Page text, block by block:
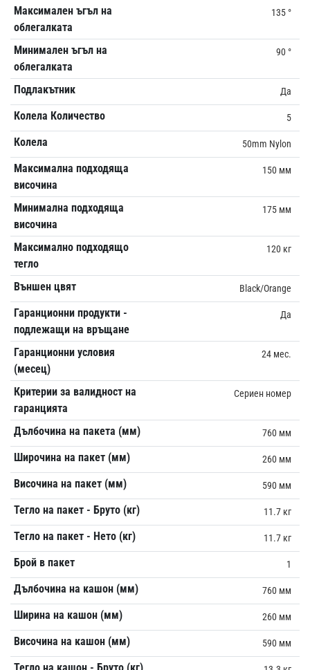
Максимален ъгъл на
облегалката
135 °
Минимален ъгъл на
облегалката
90 °
Подлакътник Да
Колела Количество 5
Колела 50mm Nylon
Максимална подходяща
височина
150 мм
Минимална подходяща
височина
175 мм
Максимално подходящо
тегло
120 кг
Външен цвят Black/Orange
Гаранционни продукти -
подлежащи на връщане
Да
Гаранционни условия
(месец)
24 мес.
Критерии за валидност на
гаранцията
Сериен номер
Дълбочина на пакета (мм) 760 мм
Широчина на пакет (мм) 260 мм
Височина на пакет (мм) 590 мм
Тегло на пакет - Бруто (кг) 11.7 кг
Тегло на пакет - Нето (кг) 11.7 кг
Брой в пакет 1
Дълбочина на кашон (мм) 760 мм
Ширина на кашон (мм) 260 мм
Височина на кашон (мм) 590 мм
Тегло на кашон - Бруто (кг)